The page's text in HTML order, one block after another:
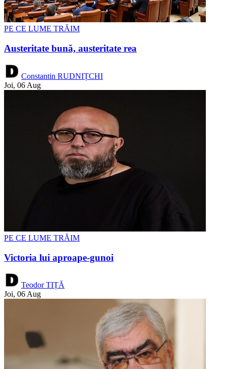
PE CE LUME TRĂIM
Austeritate bună, austeritate rea
Constantin RUDNIȚCHI
Joi, 06 Aug
PE CE LUME TRĂIM
Victoria lui aproape-gunoi
Teodor TIȚĂ
Joi, 06 Aug